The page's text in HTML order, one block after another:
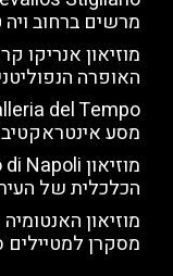
מרשים ברחוב ויה
מוזיאון אנריקו
האופרה
מסע
הכלכלית של
מוזיאון
מסקרן למטיילים